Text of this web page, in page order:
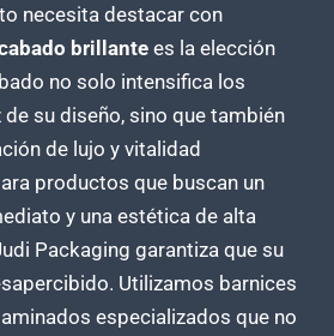
necesita destacar con
brillante es la elección
no solo intensifica los
su diseño, sino que también
de lujo y vitalidad
productos que buscan un
y una estética de alta
Packaging garantiza que su
Utilizamos barnices
especializados que no